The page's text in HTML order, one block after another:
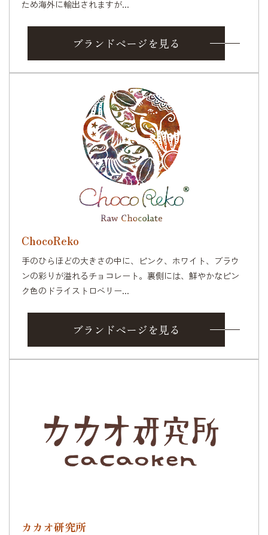
ため海外に輸出されますが...
ブランドページを見る
ChocoReko
手のひらほどの大きさの中に、ピンク、ホワイト、ブラウ
ンの彩りが溢れるチョコレート。裏側には、鮮やかなピン
ク色のドライストロベリー...
ブランドページを見る
カカオ研究所